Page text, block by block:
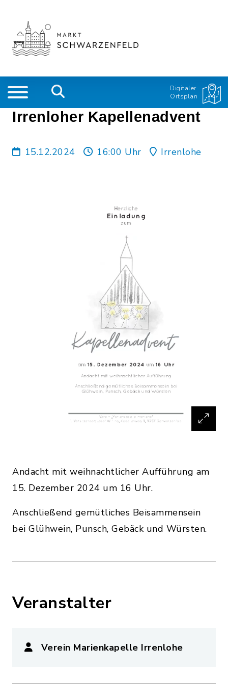
Digitaler
Ortsplan
Irrenloher Kapellenadvent
15.12.2024 16:00 Uhr Irrenlohe
Andacht mit weihnachtlicher Aufführung am
15. Dezember 2024 um 16 Uhr.
Anschließend gemütliches Beisammensein
bei Glühwein, Punsch, Gebäck und Würsten.
Veranstalter
Verein Marienkapelle Irrenlohe